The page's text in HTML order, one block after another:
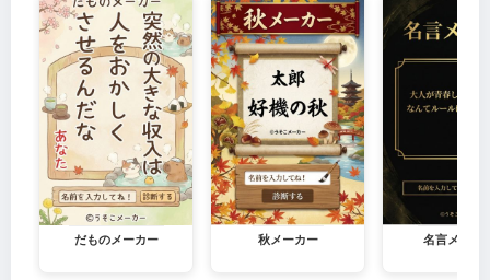
だものメーカー 秋メーカー 名言メーカ